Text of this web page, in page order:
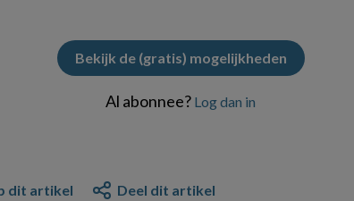
Bekijk de (gratis) mogelijkheden
Al abonnee? Log dan in
dit artikel Deel dit artikel